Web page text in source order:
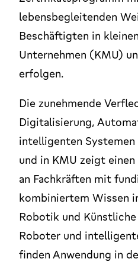
lebensbegleitenden
Beschäftigten in
Unternehmen (KMU)
erfolgen.
Die zunehmende
Digitalisierung,
intelligenten
und in KMU zeigt
an Fachkräften mit
kombiniertem Wissen
Robotik und
Roboter und
finden Anwendung in